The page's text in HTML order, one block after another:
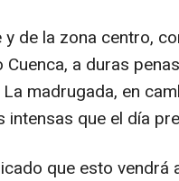
de la zona centro,
a duras
madrugada, en
intensas que el día
que esto vendrá